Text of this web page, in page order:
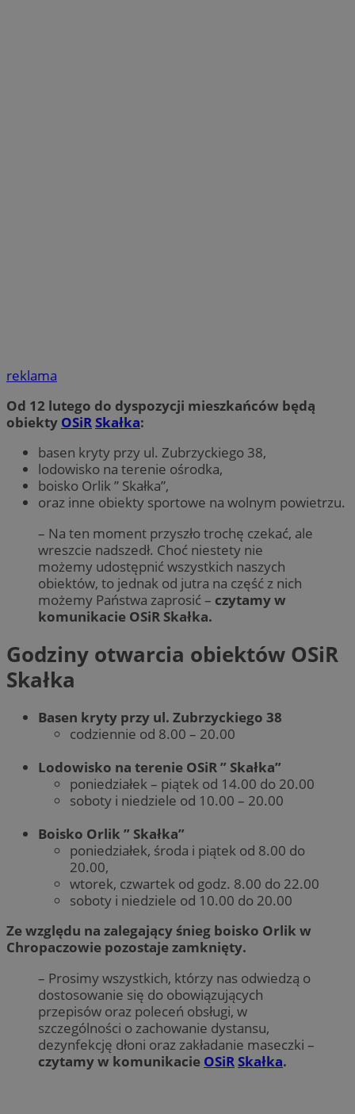
reklama
Od 12 lutego do dyspozycji mieszkańców będą
obiekty OSiRSkałka:
basen kryty przy ul. Zubrzyckiego 38,
lodowisko na terenie ośrodka,
boisko Orlik ” Skałka”,
oraz inne obiekty sportowe na wolnym powietrzu.
– Na ten moment przyszło trochę czekać, ale
wreszcie nadszedł. Choć niestety nie
możemy udostępnić wszystkich naszych
obiektów, to jednak od jutra na część z nich
możemy Państwa zaprosić – czytamy w
komunikacie OSiR Skałka.
Godziny otwarcia obiektów OSiR
Skałka
Basen kryty przy ul. Zubrzyckiego 38
codziennie od 8.00 – 20.00
Lodowisko na terenie OSiR ” Skałka”
poniedziałek – piątek od 14.00 do 20.00
soboty i niedziele od 10.00 – 20.00
Boisko Orlik ” Skałka”
poniedziałek, środa i piątek od 8.00 do
20.00,
wtorek, czwartek od godz. 8.00 do 22.00
soboty i niedziele od 10.00 do 20.00
Ze względu na zalegający śnieg boisko Orlik w
Chropaczowie pozostaje zamknięty.
– Prosimy wszystkich, którzy nas odwiedzą o
dostosowanie się do obowiązujących
przepisów oraz poleceń obsługi, w
szczególności o zachowanie dystansu,
dezynfekcję dłoni oraz zakładanie maseczki –
czytamy w komunikacie OSiRSkałka.